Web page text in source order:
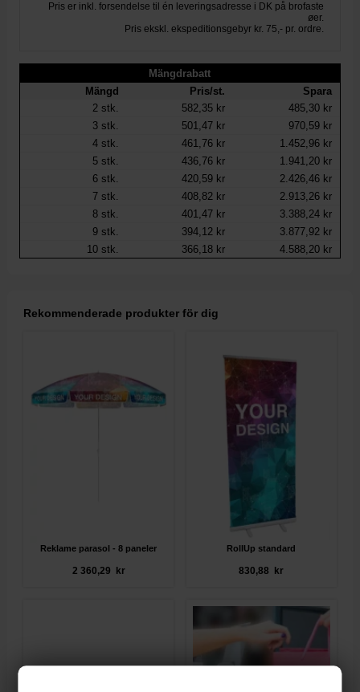
Pris er inkl. forsendelse til én leveringsadresse i DK på brofaste
øer.
Pris ekskl. ekspeditionsgebyr kr. 75,- pr. ordre.
Mängdrabatt
Mängd
Pris/st.
Spara
2stk. 582,35 kr
485,30 kr
3stk. 501,47 kr
970,59 kr
4stk. 461,76 kr
1.452,96 kr
5stk. 436,76 kr
1.941,20 kr
6stk. 420,59 kr
2.426,46 kr
7stk. 408,82 kr
2.913,26 kr
8stk. 401,47 kr
3.388,24 kr
9stk. 394,12 kr
3.877,92 kr
10stk. 366,18 kr 4.588,20 kr
Rekommenderade produkter för dig
Reklame parasol - 8 paneler
2 360,29 kr
RollUp standard
830,88 kr